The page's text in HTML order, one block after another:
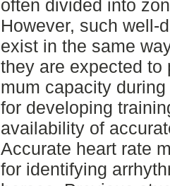
often divided into
However, such well-
exist in the same
they are expected to
mum capacity
for developing
availability of
Accurate heart rate
for identifying